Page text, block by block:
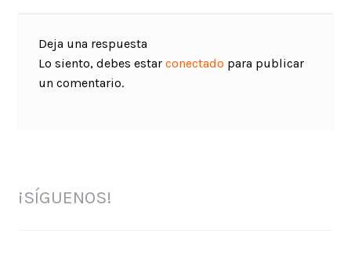
Deja una respuesta
Lo siento, debes estar conectado para publicar
un comentario.
¡SÍGUENOS!